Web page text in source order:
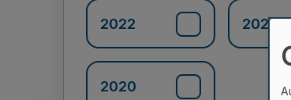
2022 2021
2020